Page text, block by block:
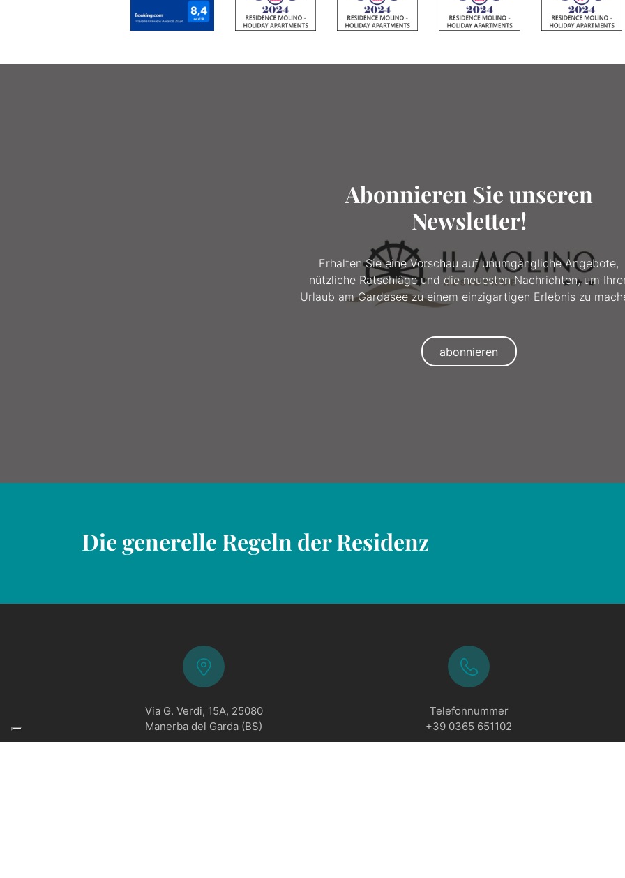
Abonnieren Sie unseren
Newsletter!
Erhalten Sie eine Vorschau auf unumgängliche Angebote,
nützliche Ratschläge und die neuesten Nachrichten, um
Urlaub am Gardasee zu einem einzigartigen Erlebnis zu
abonnieren
Die generelle Regeln der Residenz
Via G. Verdi, 15A, 25080
Manerba del Garda (BS)
Telefonnummer
+39 0365 651102